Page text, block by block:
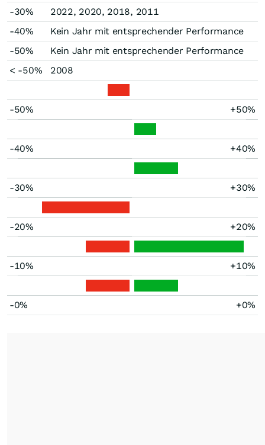
-30%
2022, 2020, 2018, 2011
-40%
Kein Jahr mit entsprechender Performance
-50%
Kein Jahr mit entsprechender Performance
< -50%
2008
-50% +50%
-40% +40%
-30% +30%
-20% +20%
-10% +10%
-0% +0%